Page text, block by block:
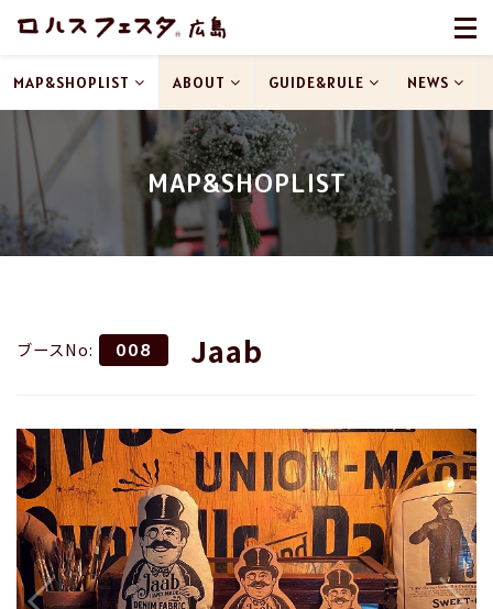
MAP&SHOPLIST
MAP&SHOPLIST ABOUT GUIDE&RULE NEWS
ブースNo: 008 Jaab